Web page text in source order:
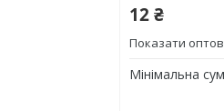
12 ₴
Показати
Мінімальна